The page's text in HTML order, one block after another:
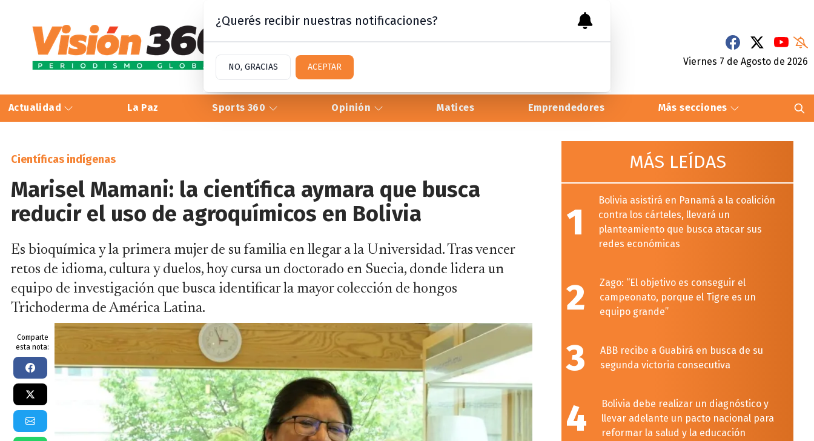
Viernes 7 de Agosto de 2026
Actualidad La Paz Sports 360 Opinión Matices Emprendedores Más secciones
Científicas indígenas
Marisel Mamani: la científica aymara que busca
reducir el uso de agroquímicos en Bolivia
Es bioquímica y la primera mujer de su familia en llegar a la Universidad. Tras vencer
retos de idioma, cultura y duelos, hoy cursa un doctorado en Suecia, donde lidera un
equipo de investigación que busca identificar la mayor colección de hongos
Trichoderma de América Latina.
Comparte
esta nota:
MÁS LEÍDAS
1
Bolivia asistirá en Panamá a la coalición
contra los cárteles, llevará un
planteamiento que busca atacar sus
redes económicas
2
Zago: “El objetivo es conseguir el
campeonato, porque el Tigre es un
equipo grande”
3
ABB recibe a Guabirá en busca de su
segunda victoria consecutiva
4
Bolivia debe realizar un diagnóstico y
llevar adelante un pacto nacional para
reformar la salud y la educación
¿Querés recibir nuestras notificaciones?
NO, GRACIAS ACEPTAR